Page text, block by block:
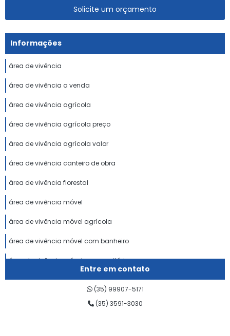
Solicite um orçamento
Informações
área de vivência
área de vivência a venda
área de vivência agrícola
área de vivência agrícola preço
área de vivência agrícola valor
área de vivência canteiro de obra
área de vivência florestal
área de vivência móvel
área de vivência móvel agrícola
área de vivência móvel com banheiro
área de vivência móvel com sanitários
área de vivência móvel minas gerais
área de vivência móvel preço
Entre em contato
(35) 99907-5171
(35) 3591-3030